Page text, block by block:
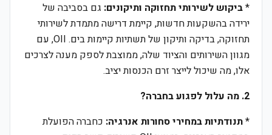
*ביקוש לשירותי תחזוקה ותיקונים: גם בסביבה של
ירידה בהשקעות חדשות, קיימת דרישה מתמדת לשירותי
תחזוקה, בדיקה ותיקון של תשתיות קיימות בים. OII, עם
מגוון השירותים והציוד שלה, ממוצבת לספק מענה לצרכים
אלו, מה שיכול לייצר זרם הכנסות יציב.
2. מה עלול לפגוע בחברה?
*תנודתיות במחירי סחורות אנרגיה: כחברה הפועלת